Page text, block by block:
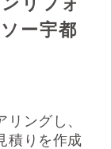
ー宇都
ングし、
積りを作成